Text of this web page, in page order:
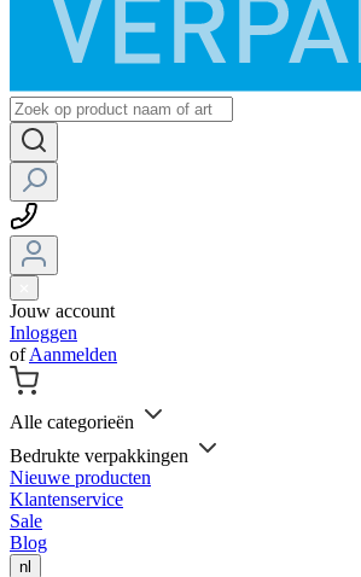
Jouw account
Inloggen
ofAanmelden
Alle categorieën
Bedrukte verpakkingen
Nieuwe producten
Klantenservice
Sale
Blog
nl